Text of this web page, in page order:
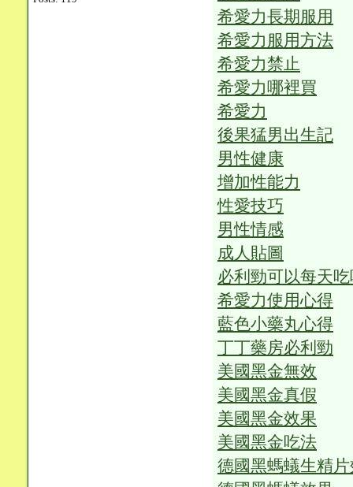
希愛力長期服用
希愛力服用方法
希愛力禁止
希愛力哪裡買
希愛力
後果猛男出生記
男性健康
增加性能力
性愛技巧
男性情感
成人貼圖
必利勁可以每天
希愛力使用心得
藍色小藥丸心得
丁丁藥房必利勁
美國黑金無效
美國黑金真假
美國黑金效果
美國黑金吃法
德國黑螞蟻生精